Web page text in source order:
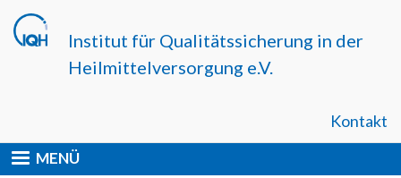
Direkt
zum
Institut für Qualitätssicherung in der
Heilmittelversorgung e.V.
Kontakt
MENÜ